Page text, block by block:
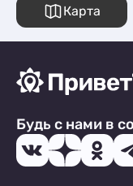
Карта
Будь с нами в